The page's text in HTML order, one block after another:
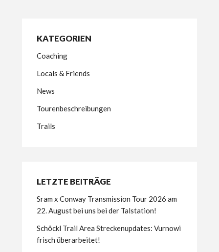
KATEGORIEN
Coaching
Locals & Friends
News
Tourenbeschreibungen
Trails
LETZTE BEITRÄGE
Sram x Conway Transmission Tour 2026 am
22. August bei uns bei der Talstation!
Schöckl Trail Area Streckenupdates: Vurnowi
frisch überarbeitet!